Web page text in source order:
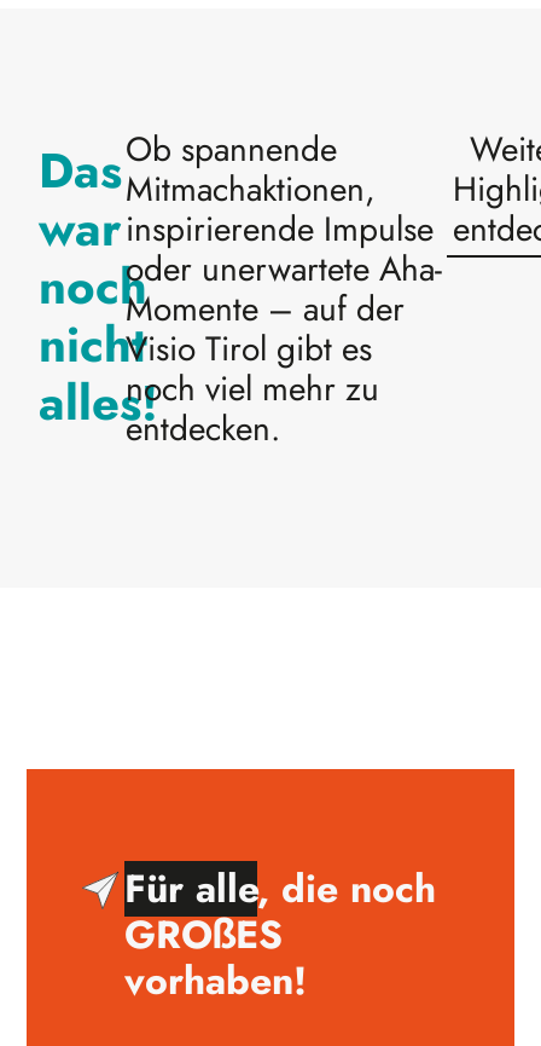
Das
war
noch
nicht
alles!
Ob spannende
Mitmachaktionen,
inspirierende Impulse
oder unerwartete Aha-
Momente – auf der
Visio Tirol gibt es
noch viel mehr zu
entdecken.
Für alle, die noch
GROßES
vorhaben!